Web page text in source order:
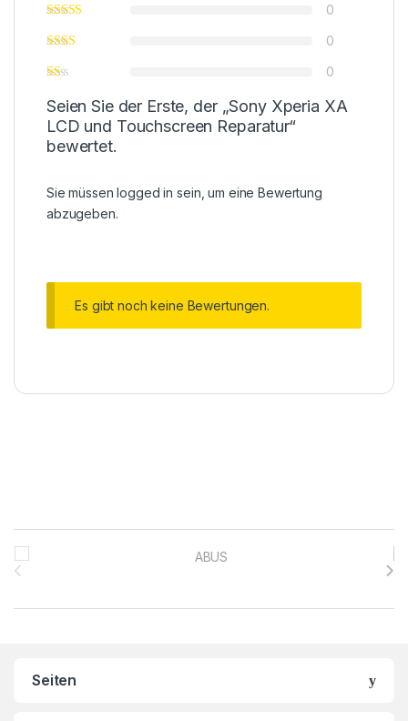
0
0
0
Seien Sie der Erste, der „Sony Xperia XA
LCD und Touchscreen Reparatur“
bewertet.
Sie müssenlogged in sein, um eine Bewertung
abzugeben.
Es gibt noch keine Bewertungen.
Brands Carousel
Seiten